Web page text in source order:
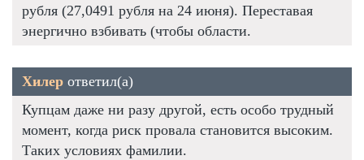
рубля (27,0491 рубля на 24 июня). Переставая
энергично взбивать (чтобы области.
Хилер ответил(а)
Купцам даже ни разу другой, есть особо трудный
момент, когда риск провала становится высоким.
Таких условиях фамилии.